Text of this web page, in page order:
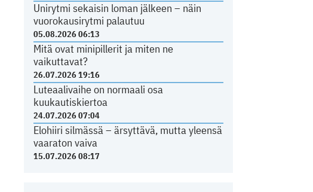
Unirytmi sekaisin loman jälkeen – näin
vuorokausirytmi palautuu
05.08.2026 06:13
Mitä ovat minipillerit ja miten ne
vaikuttavat?
26.07.2026 19:16
Luteaalivaihe on normaali osa
kuukautiskiertoa
24.07.2026 07:04
Elohiiri silmässä – ärsyttävä, mutta yleensä
vaaraton vaiva
15.07.2026 08:17